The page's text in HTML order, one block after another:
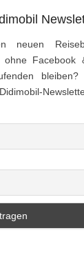
neuen
Facebook
bleiben?